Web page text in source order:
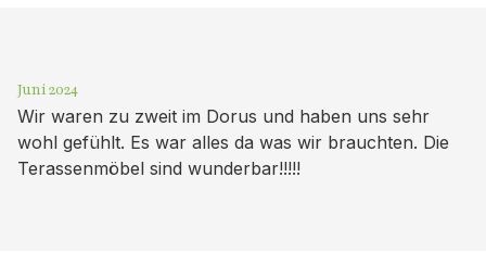
Juni 2024
Wir waren zu zweit im Dorus und haben uns sehr
wohl gefühlt. Es war alles da was wir brauchten. Die
Terassenmöbel sind wunderbar!!!!!